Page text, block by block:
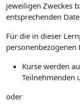
jeweiligen Zweckes
entsprechenden
Für die in dieser
Kurse werden
Teilnehmenden
oder